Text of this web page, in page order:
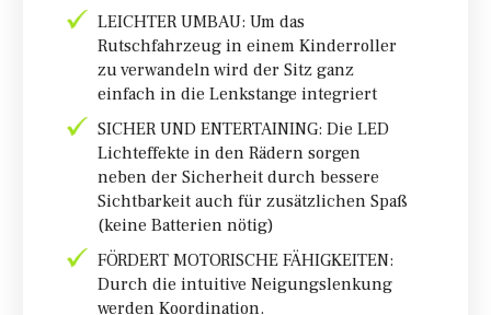
LEICHTER UMBAU: Um das
Rutschfahrzeug in einem Kinderroller
zu verwandeln wird der Sitz ganz
einfach in die Lenkstange integriert
SICHER UND ENTERTAINING: Die LED
Lichteffekte in den Rädern sorgen
neben der Sicherheit durch bessere
Sichtbarkeit auch für zusätzlichen Spaß
(keine Batterien nötig)
FÖRDERT MOTORISCHE FÄHIGKEITEN:
Durch die intuitive Neigungslenkung
werden Koordination.